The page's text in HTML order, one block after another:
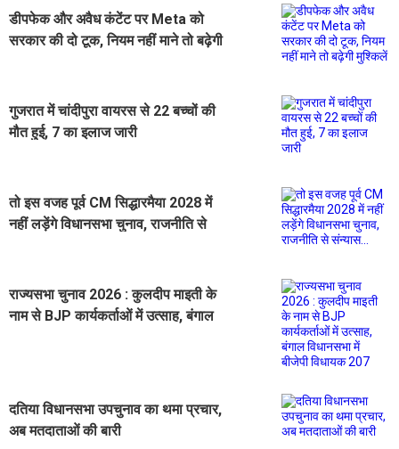
डीपफेक और अवैध कंटेंट पर Meta को
सरकार की दो टूक, नियम नहीं माने तो बढ़ेगी
गुजरात में चांदीपुरा वायरस से 22 बच्चों की
मौत हुई, 7 का इलाज जारी
तो इस वजह पूर्व CM सिद्धारमैया 2028 में
नहीं लड़ेंगे विधानसभा चुनाव, राजनीति से
राज्यसभा चुनाव 2026 : कुलदीप माइती के
नाम से BJP कार्यकर्ताओं में उत्साह, बंगाल
दतिया विधानसभा उपचुनाव का थमा प्रचार,
अब मतदाताओं की बारी